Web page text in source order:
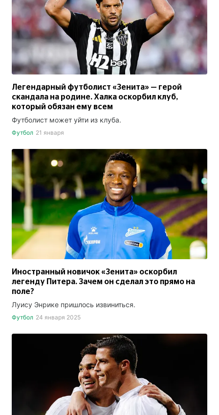
Легендарный футболист «Зенита» — герой
скандала на родине. Халка оскорбил клуб,
который обязан ему всем
Футболист может уйти из клуба.
Футбол 21 января
Иностранный новичок «Зенита» оскорбил
легенду Питера. Зачем он сделал это прямо на
поле?
Луису Энрике пришлось извиниться.
Футбол 24 января 2025